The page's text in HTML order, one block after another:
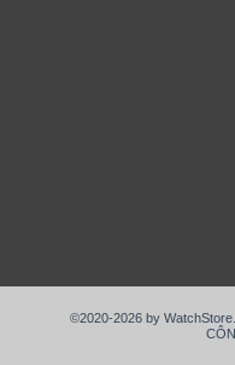
©2020-2026 by